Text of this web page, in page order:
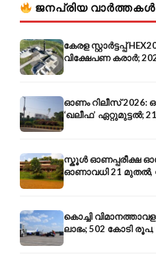
ജനപ്രിയ വാർത്തകൾ
കേരള സ്റ്റാർട്ടപ്പ്
വിക്ഷേപണ കരാർ;
ഓണം റിലീസ് 2026:
‘ഖലീഫ’ ഏറ്റുമുട്ടൽ;
സ്കൂൾ ഓണപ്പരീക്ഷ
ഓണാവധി 21 മുതൽ,
കൊച്ചി
ലാഭം; 502 കോടി രൂപ,
കൺസൾട്ടൻസി